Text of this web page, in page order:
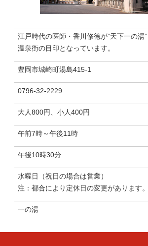
江戸時代の医師・香川修徳が”天下一の
温泉街の目印となっています。
豊岡市城崎町湯島415-1
0796-32-2229
大人800円、小人400円
午前7時～午後11時
午後10時30分
水曜日（祝日の場合は営業）
注：都合により定休日の変更があります。
一の湯